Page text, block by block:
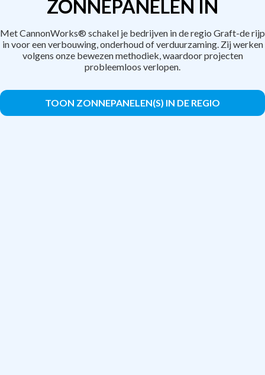
ZONNEPANELEN IN
Met CannonWorks® schakel je bedrijven in de regio Graft-de rijp
in voor een verbouwing, onderhoud of verduurzaming. Zij werken
volgens onze bewezen methodiek, waardoor projecten
probleemloos verlopen.
TOON ZONNEPANELEN(S) IN DE REGIO